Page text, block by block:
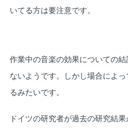
いてる方は要注意です。
作業中の音楽の効果についての
ないようです。しかし場合によ
るみたいです。
ドイツの研究者が過去の研究結